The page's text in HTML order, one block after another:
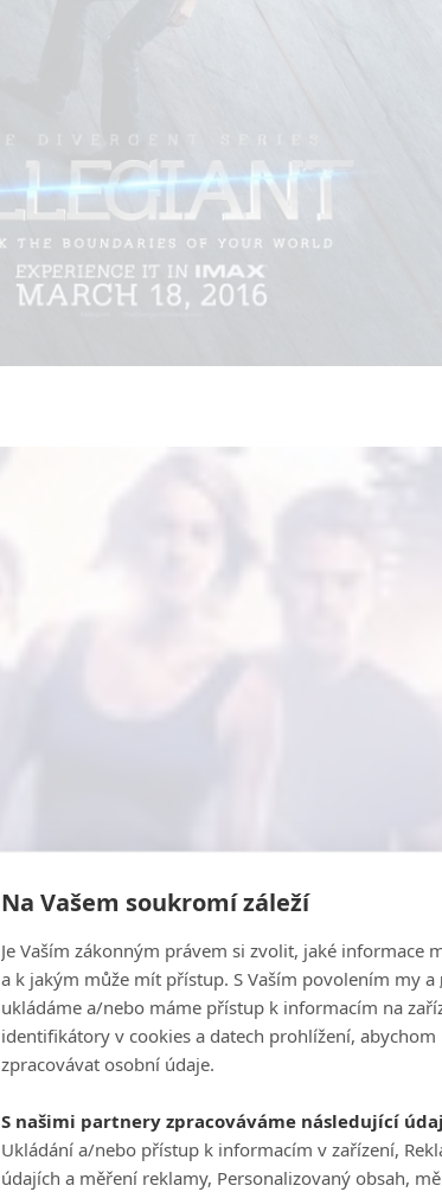
Na Vašem soukromí záleží
Je Vaším zákonným právem si zvolit, jaké informace
a k jakým může mít přístup. S Vaším povolením my a
ukládáme a/nebo máme přístup k informacím na
identifikátory v cookies a datech prohlížení,
zpracovávat osobní údaje.
S našimi partnery zpracováváme následující
Ukládání a/nebo přístup k informacím v zařízení,
údajích a měření reklamy, Personalizovaný obsah,